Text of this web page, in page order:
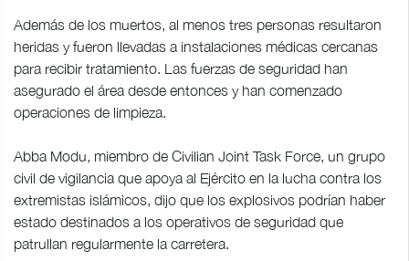
Además de los muertos, al menos tres personas resultaron
heridas y fueron llevadas a instalaciones médicas cercanas
para recibir tratamiento. Las fuerzas de seguridad han
asegurado el área desde entonces y han comenzado
operaciones de limpieza.
Abba Modu, miembro de Civilian Joint Task Force, un grupo
civil de vigilancia que apoya al Ejército en la lucha contra los
extremistas islámicos, dijo que los explosivos podrían haber
estado destinados a los operativos de seguridad que
patrullan regularmente la carretera.